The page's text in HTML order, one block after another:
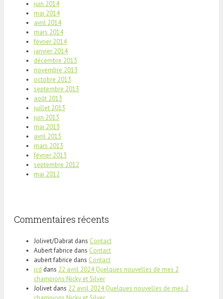
juin 2014
mai 2014
avril 2014
mars 2014
février 2014
janvier 2014
décembre 2013
novembre 2013
octobre 2013
septembre 2013
août 2013
juillet 2013
juin 2013
mai 2013
avril 2013
mars 2013
février 2013
septembre 2012
mai 2012
Commentaires récents
Jolivet/Dabrat dans Contact
Aubert fabrice dans Contact
aubert fabrice dans Contact
jcd dans 22 avril 2024 Quelques nouvelles de mes 2
champions Nicky et Silver
Jolivet dans 22 avril 2024 Quelques nouvelles de mes 2